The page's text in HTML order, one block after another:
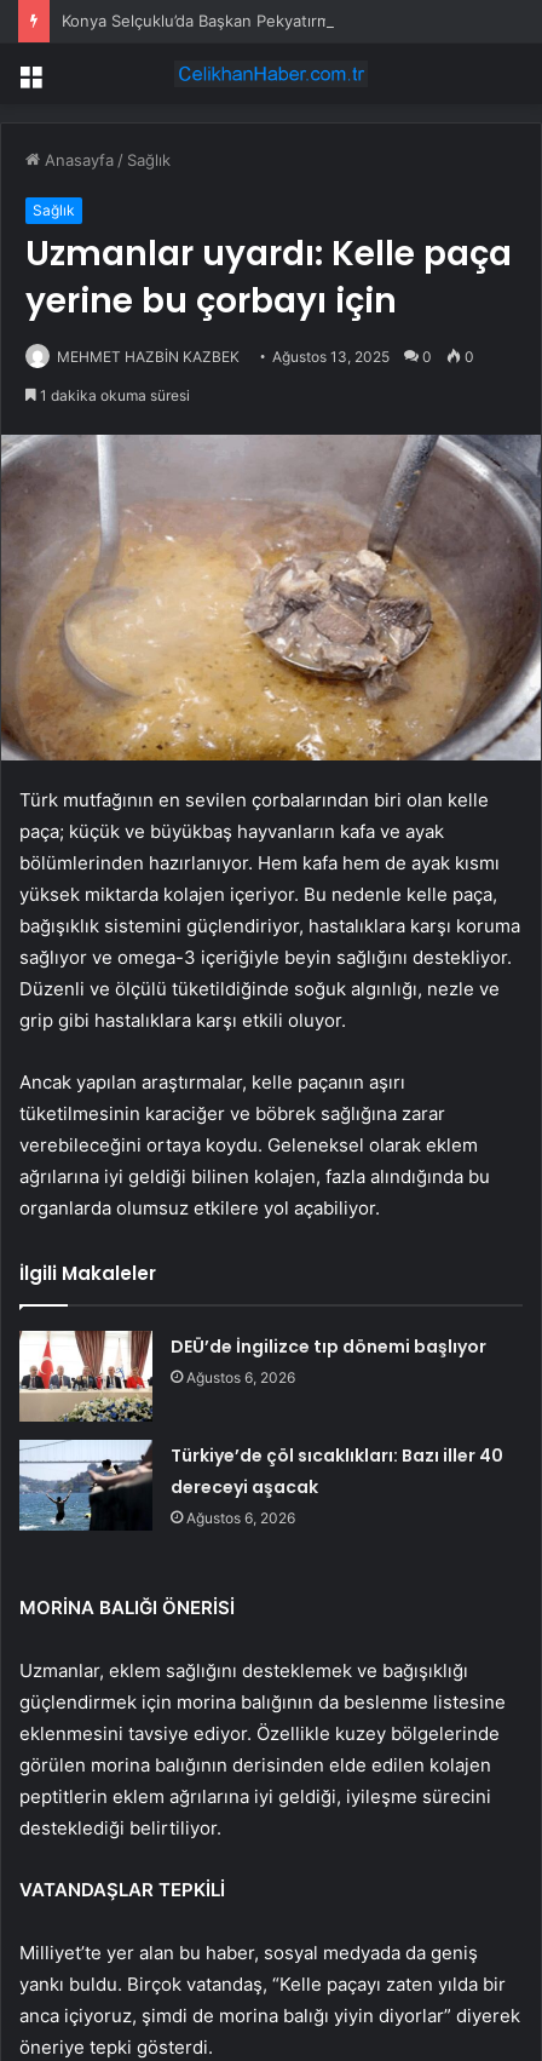
Konya Selçuklu’da Başkan Pekyatırmacı’dan esnaf ziyareti
Menü
Anasayfa / Sağlık
Sağlık
Uzmanlar uyardı: Kelle paça
yerine bu çorbayı için
MEHMET HAZBİN KAZBEK Ağustos 13, 2025 0 0
1 dakika okuma süresi
Türk mutfağının en sevilen çorbalarından biri olan kelle
paça; küçük ve büyükbaş hayvanların kafa ve ayak
bölümlerinden hazırlanıyor. Hem kafa hem de ayak kısmı
yüksek miktarda kolajen içeriyor. Bu nedenle kelle paça,
bağışıklık sistemini güçlendiriyor, hastalıklara karşı koruma
sağlıyor ve omega-3 içeriğiyle beyin sağlığını destekliyor.
Düzenli ve ölçülü tüketildiğinde soğuk algınlığı, nezle ve
grip gibi hastalıklara karşı etkili oluyor.
Ancak yapılan araştırmalar, kelle paçanın aşırı
tüketilmesinin karaciğer ve böbrek sağlığına zarar
verebileceğini ortaya koydu. Geleneksel olarak eklem
ağrılarına iyi geldiği bilinen kolajen, fazla alındığında bu
organlarda olumsuz etkilere yol açabiliyor.
İlgili Makaleler
DEÜ’de İngilizce tıp dönemi başlıyor
Ağustos 6, 2026
Türkiye’de çöl sıcaklıkları: Bazı iller 40
dereceyi aşacak
Ağustos 6, 2026
MORİNA BALIĞI ÖNERİSİ
Uzmanlar, eklem sağlığını desteklemek ve bağışıklığı
güçlendirmek için morina balığının da beslenme listesine
eklenmesini tavsiye ediyor. Özellikle kuzey bölgelerinde
görülen morina balığının derisinden elde edilen kolajen
peptitlerin eklem ağrılarına iyi geldiği, iyileşme sürecini
desteklediği belirtiliyor.
VATANDAŞLAR TEPKİLİ
Milliyet’te yer alan bu haber, sosyal medyada da geniş
yankı buldu. Birçok vatandaş, “Kelle paçayı zaten yılda bir
anca içiyoruz, şimdi de morina balığı yiyin diyorlar” diyerek
öneriye tepki gösterdi.